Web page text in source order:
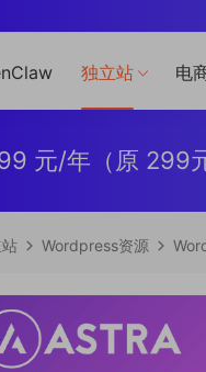
独立站 电
元/年（原 299
Wordpress资源